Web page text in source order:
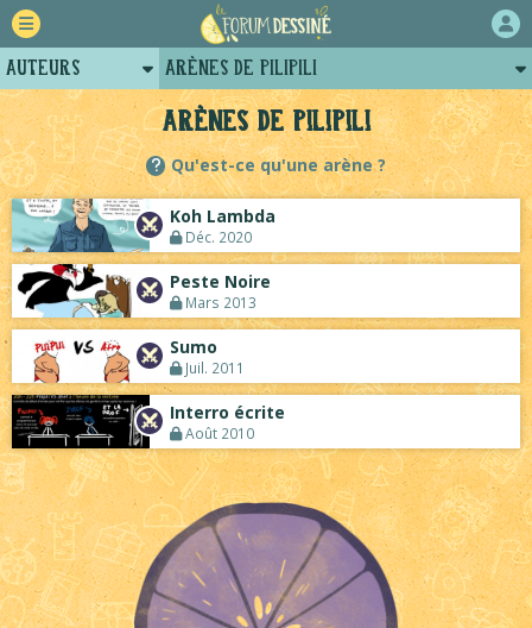
Arènes de PiliPili
Qu'est-ce qu'une arène ?
Koh Lambda
Déc. 2020
Peste Noire
Mars 2013
Sumo
Juil. 2011
Interro écrite
Août 2010
Auteurs
Retour
Forum
Projets
Tutoriels
Arènes de PiliPili
Profil de pilipili
Posts de pilipili
Projets collectifs de pilipili